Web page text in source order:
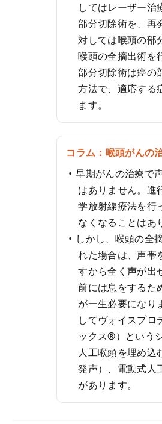
してはレーザー治
部分切除術を、再
対しては喉頭の部
喉頭の全摘出術を
部分切除術は癌の
方法で、適応する
ます。
コラム：喉頭がんの
早期がんの治療で
はありません。進
学放射線療法を行
なくなることはあ
しかし、喉頭の全
れた場合は、声帯
すから全く声が出
前には息をするた
が一生必要になり
してヴォイスプロ
ックス®）という
人工喉頭を埋め込
発声）、電動式人
があります。